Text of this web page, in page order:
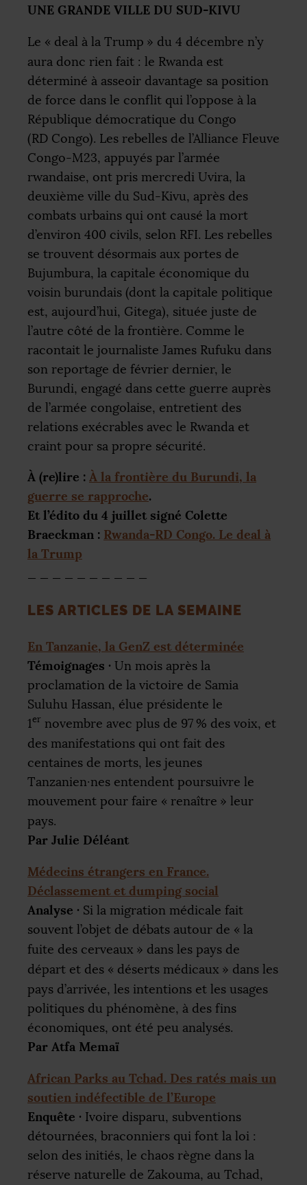
UNE GRANDE VILLE DU SUD-KIVU
Le « deal à la Trump » du 4 décembre n’y
aura donc rien fait : le Rwanda est
déterminé à asseoir davantage sa position
de force dans le conflit qui l’oppose à la
République démocratique du Congo
(RD Congo). Les rebelles de l’Alliance Fleuve
Congo-M23, appuyés par l’armée
rwandaise, ont pris mercredi Uvira, la
deuxième ville du Sud-Kivu, après des
combats urbains qui ont causé la mort
d’environ 400 civils, selon RFI. Les rebelles
se trouvent désormais aux portes de
Bujumbura, la capitale économique du
voisin burundais (dont la capitale politique
est, aujourd’hui, Gitega), située juste de
l’autre côté de la frontière. Comme le
racontait le journaliste James Rufuku dans
son reportage de février dernier, le
Burundi, engagé dans cette guerre auprès
de l’armée congolaise, entretient des
relations exécrables avec le Rwanda et
craint pour sa propre sécurité.
À (re)lire : À la frontière du Burundi, la
guerre se rapproche.
Et l’édito du 4 juillet signé Colette
Braeckman : Rwanda-RD Congo. Le deal à
la Trump
LES ARTICLES DE LA SEMAINE
En Tanzanie, la GenZ est déterminée
Témoignages · Un mois après la
proclamation de la victoire de Samia
Suluhu Hassan, élue présidente le
1er novembre avec plus de 97 % des voix, et
des manifestations qui ont fait des
centaines de morts, les jeunes
Tanzanien·nes entendent poursuivre le
mouvement pour faire « renaître » leur
pays.
Par Julie Déléant
Médecins étrangers en France.
Déclassement et dumping social
Analyse · Si la migration médicale fait
souvent l’objet de débats autour de « la
fuite des cerveaux » dans les pays de
départ et des « déserts médicaux » dans les
pays d’arrivée, les intentions et les usages
politiques du phénomène, à des fins
économiques, ont été peu analysés.
Par Atfa Memaï
African Parks au Tchad. Des ratés mais un
soutien indéfectible de l’Europe
Enquête · Ivoire disparu, subventions
détournées, braconniers qui font la loi :
selon des initiés, le chaos règne dans la
réserve naturelle de Zakouma, au Tchad,